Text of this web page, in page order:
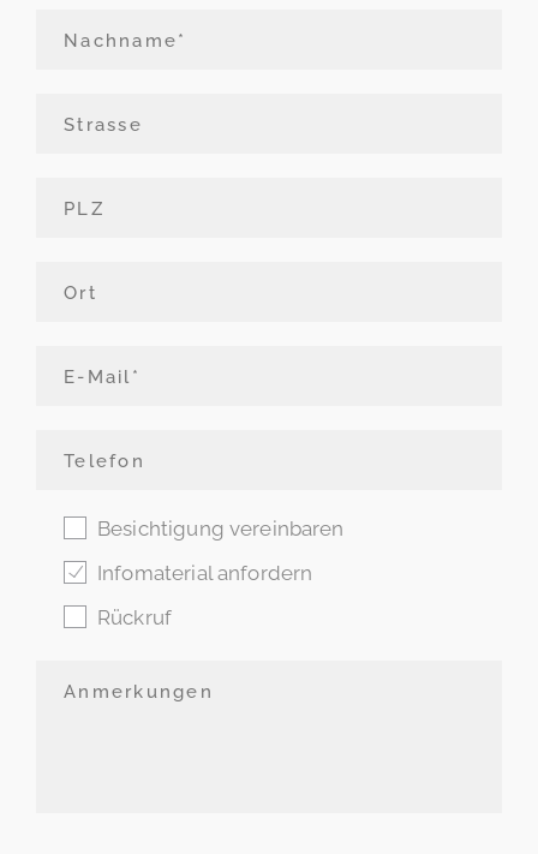
Besichtigung vereinbaren
Infomaterial anfordern
Rückruf